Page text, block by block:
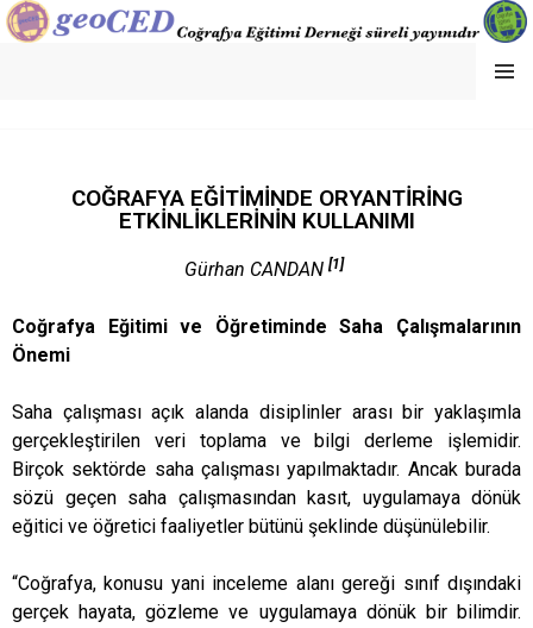
MENU
COĞRAFYA EĞİTİMİNDE ORYANTİRİNG
ETKİNLİKLERİNİN KULLANIMI
Gürhan CANDAN [1]
Coğrafya Eğitimi ve Öğretiminde Saha Çalışmalarının
Önemi
Saha çalışması açık alanda disiplinler arası bir yaklaşımla
gerçekleştirilen veri toplama ve bilgi derleme işlemidir.
Birçok sektörde saha çalışması yapılmaktadır. Ancak burada
sözü geçen saha çalışmasından kasıt, uygulamaya dönük
eğitici ve öğretici faaliyetler bütünü şeklinde düşünülebilir.
“Coğrafya, konusu yani inceleme alanı gereği sınıf dışındaki
gerçek hayata, gözleme ve uygulamaya dönük bir bilimdir.